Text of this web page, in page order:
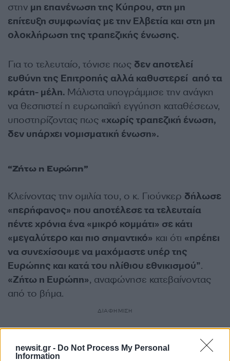
newsit.gr - Do Not Process My Personal
Information
στην μη επανένωση της Κύπρου, στη μη
επίτευξη συμφωνίας με την Ελβετία και στη μη
ολοκλήρωση της τραπεζικής ένωσης.
Για το τελευταίο, τόνισε πως δεν αποτελεί
ευθύνη της Επιτροπής αλλά καθυστερεί από τα
κράτη- μέλη. Μάλιστα υπογράμμισε την ανάγκη
να θεσπιστεί η ευρωπαϊκή εγγύηση καταθέσεων,
υποστηρίζοντας πως «χωρίς τραπεζική ένωση,
δεν υπάρχει νομισματική ένωση».
“Ζήτω η Ευρώπη”
Κλείνοντας την ομιλία του, ο κ. Γιούνκερ δήλωσε
«περήφανος» που αποτέλεσε τα τελευταία
πέντε χρόνια ένα «μικρό κομμάτι» σε κάτι
«μεγαλύτερο και πιο σημαντικό» και ότι «πρέπει
να συνεχίσουμε να μαχόμαστε υπέρ της
Ευρώπης και κατά του ηλίθιου εθνικισμού”.
«Ζήτω η Ευρώπη», αναφώνησε κατεβαίνοντας
από το βήμα.
ΔΙΑΦΗΜΙΣΗ